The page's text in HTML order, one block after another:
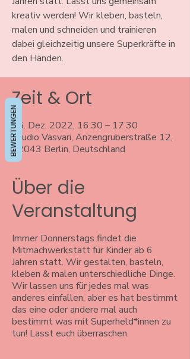
kreativ werden! Wir kleben, basteln,
malen und schneiden und trainieren
dabei gleichzeitig unsere Superkräfte in
den Händen.
Zeit & Ort
15. Dez. 2022, 16:30 – 17:30
Studio Vasvari, Anzengruberstraße 12,
12043 Berlin, Deutschland
Über die
Veranstaltung
Immer Donnerstags findet die
Mitmachwerkstatt für Kinder ab 6
Jahren statt. Wir gestalten, basteln,
kleben & malen unterschiedliche Dinge.
Wir lassen uns für jedes mal was
anderes einfallen, aber es hat bestimmt
das eine oder andere mal auch
bestimmt was mit Superheld*innen zu
tun! Lasst euch überraschen.
BEWERTUNGEN